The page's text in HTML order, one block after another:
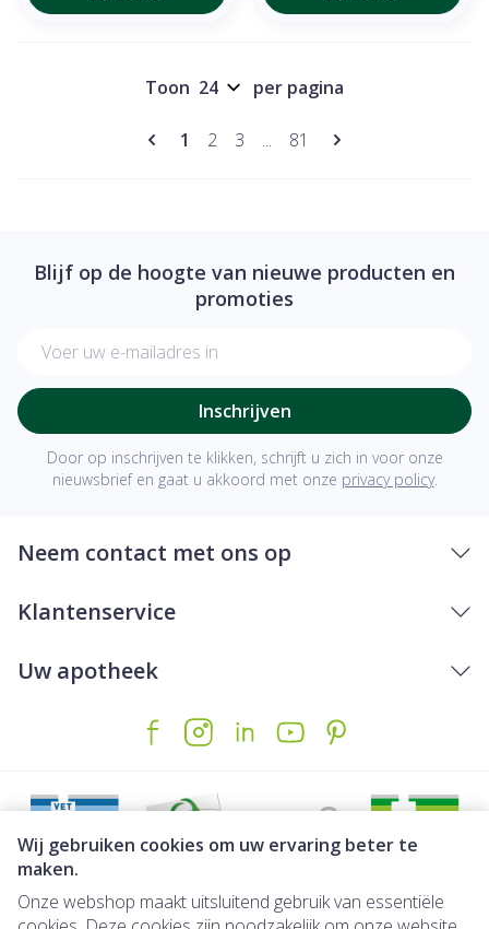
Wij gebruiken cookies om uw ervaring beter te
maken.
Onze webshop maakt uitsluitend gebruik van essentiële
Pagina's
U lees momenteel pagina
1 Pagina
2 Pagina
3 ... Pagina
81
Toon per pagina
Blijf op de hoogte van nieuwe producten en
promoties
Inschrijven
Door op inschrijven te klikken, schrijft u zich in voor onze
nieuwsbrief en gaat u akkoord met onze privacy policy.
Neem contact met ons op
Klantenservice
Uw apotheek
Juridische links